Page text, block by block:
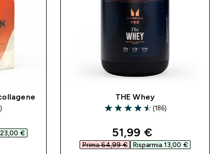
price
23,00 €‎
THE Whey
4.53 out of 5 stars
(186)
discounted price
51,99 €‎
Prima 64,99 €‎ Risparmia 13,00 €‎